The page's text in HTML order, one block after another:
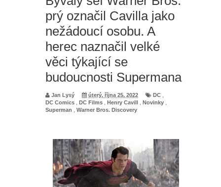
Bývalý šéf Warner Bros. prý označil Cavilla
jako nežádoucí osobu. A herec naznačil
velké věci týkající se budoucnosti
Supermana
prý označil Cavilla jako
nežádoucí osobu. A
herec naznačil velké
věci týkající se
budoucnosti Supermana
Jan Lysý úterý, října 25, 2022 DC
DC Comics
DC Films Henry Cavill Novinky
Superman
Warner Bros. Discovery